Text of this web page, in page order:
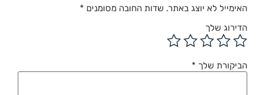
האימייל לא יוצג באתר. שדות החובה מסומנים *
הדירוג שלך
הביקורת שלך *